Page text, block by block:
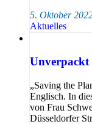
5. Oktober
Aktuelles
Unverpackt
„Saving the
Englisch. In
von Frau
Düsseldorfer